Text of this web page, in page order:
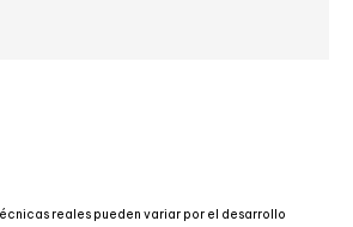
reales pueden variar por el desarrollo